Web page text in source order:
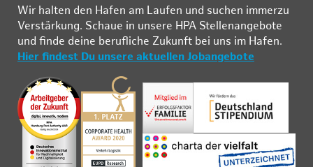
Wir hal­ten den Ha­fen am Lau­fen und su­chen im­mer­zu
Ver­stär­kung. Schau­e in un­se­re HPA Stel­len­an­ge­bo­te
und fin­de deine be­ruf­li­che Zu­kunft bei uns im Ha­fen.
Hier findest Du unsere aktuellen Jobangebote